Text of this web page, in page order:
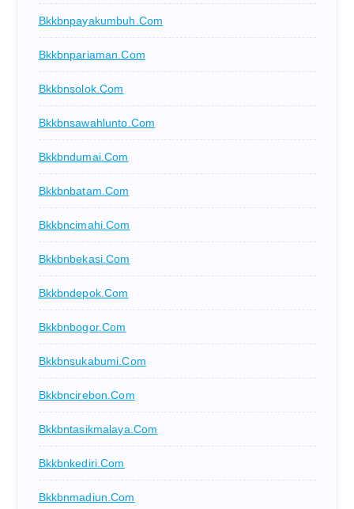
Bkkbnpayakumbuh.com
Bkkbnpariaman.com
Bkkbnsolok.com
Bkkbnsawahlunto.com
Bkkbndumai.com
Bkkbnbatam.com
Bkkbncimahi.com
Bkkbnbekasi.com
Bkkbndepok.com
Bkkbnbogor.com
Bkkbnsukabumi.com
Bkkbncirebon.com
Bkkbntasikmalaya.com
Bkkbnkediri.com
Bkkbnmadiun.com